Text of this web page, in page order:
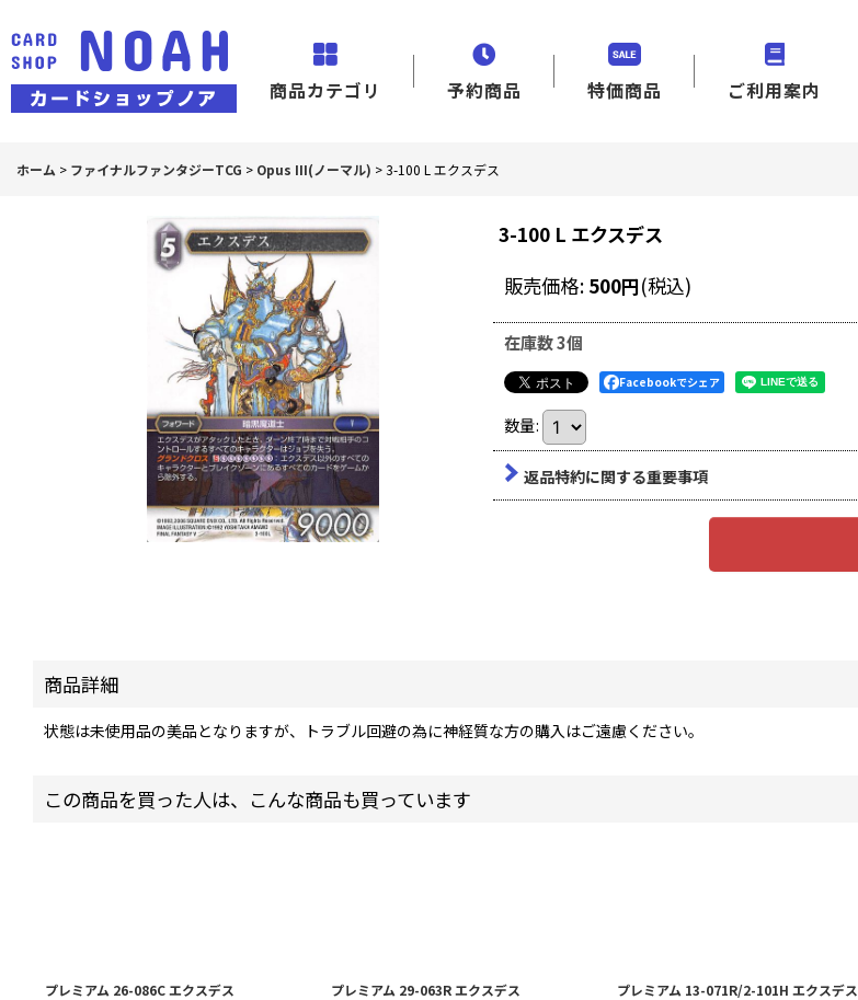
商品カテゴリ 予約商品 特価商品 ご利用案内
ホーム > ファイナルファンタジーTCG > Opus III(ノーマル) >3-100 L エクスデス
3-100 L エクスデス
販売価格: 500円(税込)
在庫数 3個
Facebookでシェア
数量:
返品特約に関する重要事項
商品詳細
状態は未使用品の美品となりますが、トラブル回避の為に神経質な方の購入はご遠慮ください。
この商品を買った人は、こんな商品も買っています
プレミアム 26-086C エクスデス
プレミアム 29-063R エクスデス
プレミアム 13-071R/2-101H エクスデス